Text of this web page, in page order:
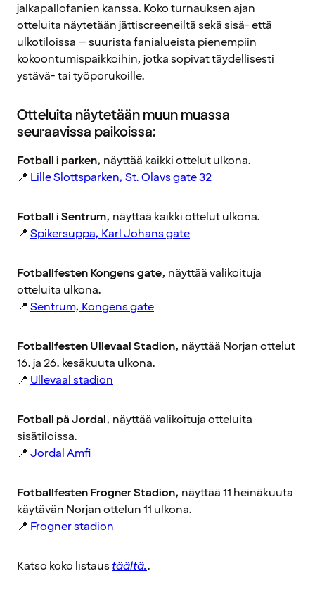
jalkapallofanien kanssa. Koko turnauksen ajan
otteluita näytetään jättiscreeneiltä sekä sisä- että
ulkotiloissa – suurista fanialueista pienempiin
kokoontumispaikkoihin, jotka sopivat täydellisesti
ystävä- tai työporukoille.
Otteluita näytetään muun muassa
seuraavissa paikoissa:
Fotball i parken, näyttää kaikki ottelut ulkona.
📍 Lille Slottsparken, St. Olavs gate 32
Fotball i Sentrum, näyttää kaikki ottelut ulkona.
📍 Spikersuppa, Karl Johans gate
Fotballfesten Kongens gate, näyttää valikoituja
otteluita ulkona.
📍 Sentrum, Kongens gate
Fotballfesten Ullevaal Stadion, näyttää Norjan ottelut
16. ja 26. kesäkuuta ulkona.
📍 Ullevaal stadion
Fotball på Jordal, näyttää valikoituja otteluita
sisätiloissa.
📍 Jordal Amfi
Fotballfesten Frogner Stadion, näyttää 11 heinäkuuta
käytävän Norjan ottelun 11 ulkona.
📍 Frogner stadion
Katso koko listaustäältä..